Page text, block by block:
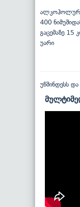
400
გაცემაზე 15
უარი
უწმინდესს